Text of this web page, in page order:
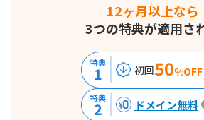
12ヶ月以上なら
3つの特典が適用さ
特典
1 初回50%OFF
特典
2 ドメイン無料